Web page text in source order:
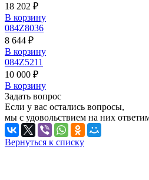
18 202 ₽
В корзину
084Z8036
8 644 ₽
В корзину
084Z5211
10 000 ₽
В корзину
Задать вопрос
Если у вас остались вопросы,
мы с удовольствием на них
Вернуться к списку